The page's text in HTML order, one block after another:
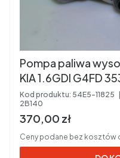
Pompa paliwa
KIA
Kod produktu: 54E5-11825
2B140
Cena brutto
370,00 zł
Ceny podane bez kosztów